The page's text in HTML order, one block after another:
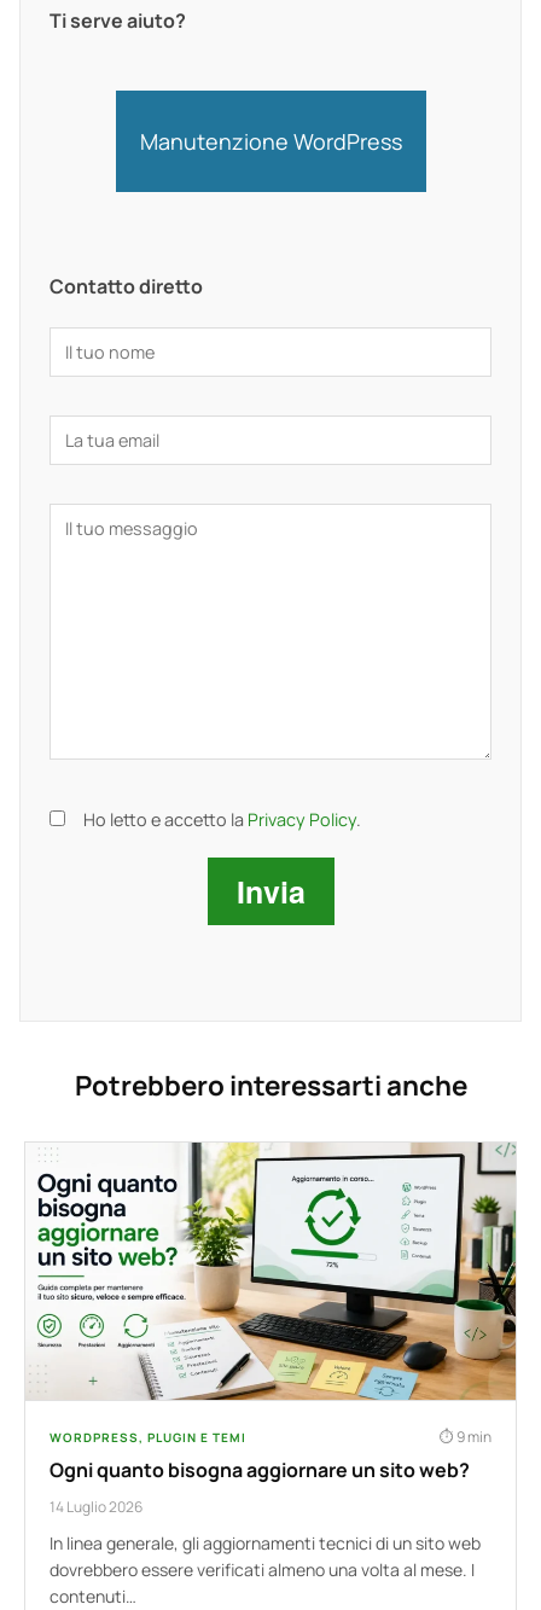
Ti serve aiuto?
Manutenzione WordPress
Contatto diretto
Ho letto e accetto la Privacy Policy.
Potrebbero interessarti anche
WORDPRESS, PLUGIN E TEMI 9 min
Ogni quanto bisogna aggiornare un sito web?
14 Luglio 2026
In linea generale, gli aggiornamenti tecnici di un sito web
dovrebbero essere verificati almeno una volta al mese. I
contenuti…